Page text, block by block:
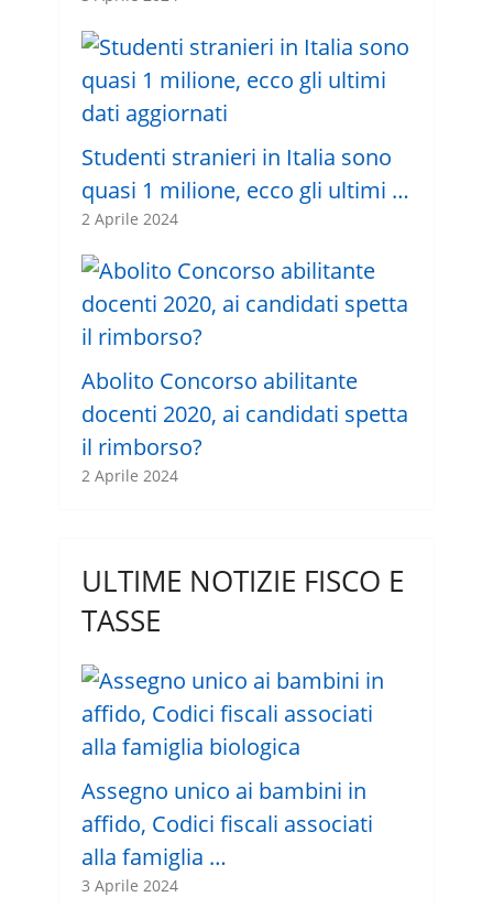
Studenti stranieri in Italia sono
quasi 1 milione, ecco gli ultimi …
2 Aprile 2024
Abolito Concorso abilitante
docenti 2020, ai candidati spetta
il rimborso?
2 Aprile 2024
ULTIME NOTIZIE FISCO E
TASSE
Assegno unico ai bambini in
affido, Codici fiscali associati
alla famiglia …
3 Aprile 2024